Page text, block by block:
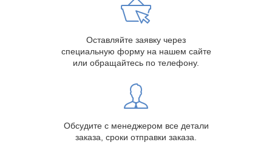
Оставляйте заявку через
специальную форму на нашем сайте
или обращайтесь по телефону.
Обсудите с менеджером все детали
заказа, сроки отправки заказа.